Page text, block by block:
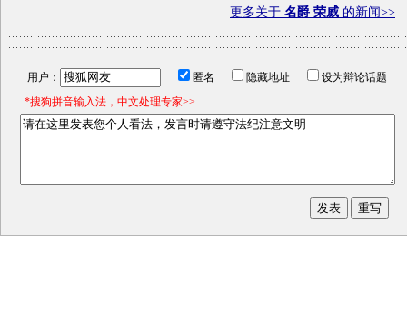
更多关于 名爵 荣威 的新闻>>
用户： 匿名 隐藏地址
设为辩论话题
*搜狗拼音输入法，中文处理专家>>